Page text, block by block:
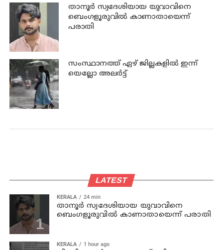
താനൂര്‍ സ്വദേശിയായ യുവാവിനെ
ബെംഗളൂരുവില്‍ കാണാതായെന്ന്
പരാതി
സംസ്ഥാനത്ത് ഏഴ് ജില്ലകളില്‍ ഇന്ന്
യെല്ലോ അലര്‍ട്ട്
LATEST
KERALA 24 min
താനൂര്‍ സ്വദേശിയായ യുവാവിനെ
ബെംഗളൂരുവില്‍ കാണാതായെന്ന് പരാതി
KERALA 1 hour ago